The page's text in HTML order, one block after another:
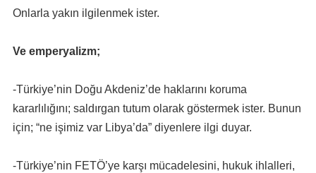
Onlarla yakın ilgilenmek ister.
Ve emperyalizm;
-Türkiye’nin Doğu Akdeniz’de haklarını koruma
kararlılığını; saldırgan tutum olarak göstermek ister. Bunun
için; “ne işimiz var Libya’da” diyenlere ilgi duyar.
-Türkiye’nin FETÖ’ye karşı mücadelesini, hukuk ihlalleri,